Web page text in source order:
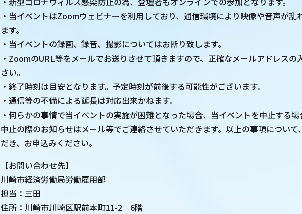
・当イベントはZoomウェビナーを利用しており、通信環境により映像や音声が乱
ます。
・当イベントの録画、録音、撮影についてはお断り致します。
・ZoomのURL等をメールでお送りさせて頂きますので、正確なメールアドレスの
さい。
・終了時刻は目安となります。予定時刻が前後する可能性がございます。
・通信等の不備による延長は対応出来かねます。
・何らかの事情で当イベントの実施が困難となった場合、当イベントを中止する場
中止の際のお知らせはメール等でご連絡させていただきます。以上の事項について
だき、お申込みください。
【お問い合わせ先】
川崎市経済労働局労働雇用部
担当：三田
住所：川崎市川崎区駅前本町11-2 6階